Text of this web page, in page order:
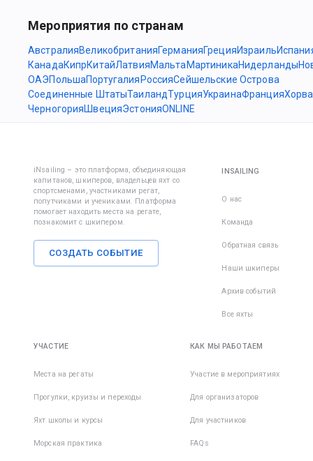
Мероприятия по странам
АвстралияВеликобританияГерманияГрецияИзраиль
КанадаКипрКитайЛатвияМальта МартиникаНидерланды
ОАЭПольшаПортугалия РоссияСейшельские Острова
Соединенные ШтатыТаиландТурцияУкраинаФранция
ЧерногорияШвецияЭстонияONLINE
iNsailing – это платформа, объединяющая
капитанов, шкиперов, владельцев яхт со
спортсменами, участниками регат,
попутчиками и учениками. Платформа
помогает находить места на регате,
познакомит с шкипером.
СОЗДАТЬ СОБЫТИЕ
INSAILING
О нас
Команда
Обратная связь
Наши шкиперы
Архив событий
Все яхты
УЧАСТИЕ
Места на регаты
Прогулки, круизы и переходы
Яхт школы и курсы
Морская практика
КАК МЫ РАБОТАЕМ
Участие в мероприятиях
Для организаторов
Для участников
FAQs